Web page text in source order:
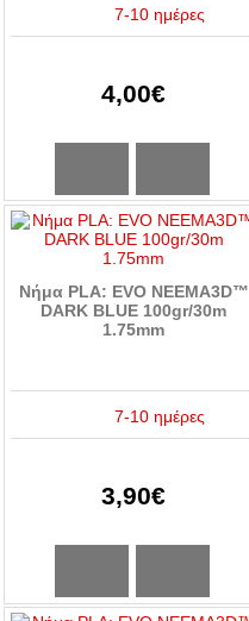
7-10 ημέρες
4,00€
Νήμα PLA: EVO NEEMA3D™
DARK BLUE 100gr/30m
1.75mm
7-10 ημέρες
3,90€